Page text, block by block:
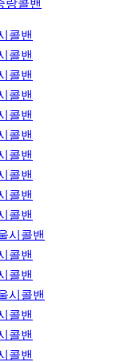
랑콜밴
콜밴
콜밴
콜밴
콜밴
콜밴
콜밴
콜밴
콜밴
콜밴
콜밴
시콜밴
콜밴
콜밴
시콜밴
콜밴
콜밴
콜밴